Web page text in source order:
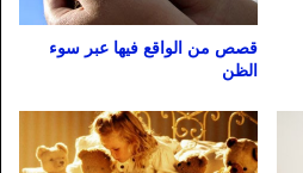
قصص من الواقع فيها عبر سوء
الظن